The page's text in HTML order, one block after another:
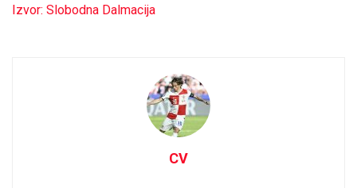
Izvor: Slobodna Dalmacija
CV